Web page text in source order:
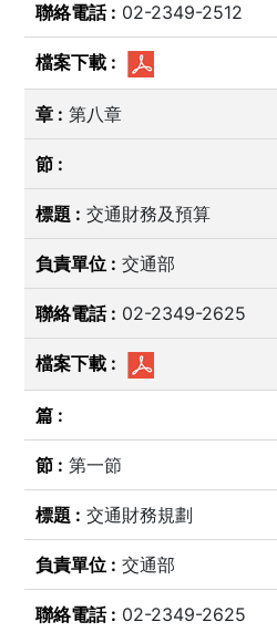
02-2349-2512
第八章
交通財務及預算
交通部
02-2349-2625
第一節
交通財務規劃
交通部
02-2349-2625